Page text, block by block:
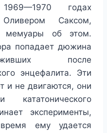
годах
Саксом,
мемуары об этом.
попадает дюжина
после
энцефалита. Эти
и не двигаются, они
кататонического
эксперименты,
ему удается